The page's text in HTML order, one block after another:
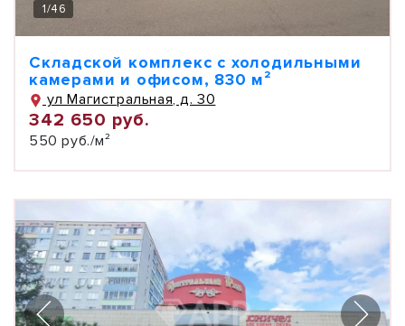
1/46
Складской комплекс с холодильными
камерами и офисом, 830 м²
ул Магистральная, д. 30
342 650 руб.
550 руб./м²